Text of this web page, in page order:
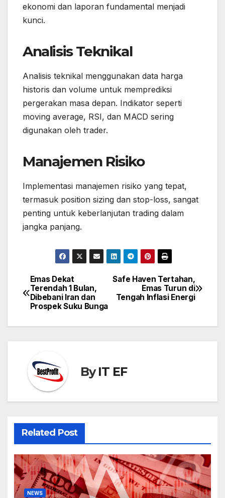
ekonomi dan laporan fundamental menjadi
kunci.
Analisis Teknikal
Analisis teknikal menggunakan data harga
historis dan volume untuk memprediksi
pergerakan masa depan. Indikator seperti
moving average, RSI, dan MACD sering
digunakan oleh trader.
Manajemen Risiko
Implementasi manajemen risiko yang tepat,
termasuk position sizing dan stop-loss, sangat
penting untuk keberlanjutan trading dalam
jangka panjang.
Post
navigation
Safe Haven Tertahan,
Emas Turun di
Tengah Inflasi Energi
Emas Dekat
Terendah 1 Bulan,
Dibebani Iran dan
Prospek Suku Bunga
ByIT EF
Related Post
NEWS